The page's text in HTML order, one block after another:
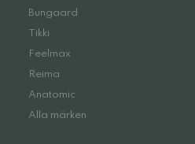
Bungaard
Tikki
Feelmax
Reima
Anatomic
Alla märken